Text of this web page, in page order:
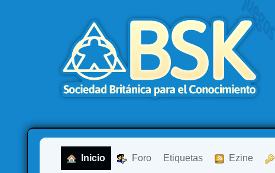
Inicio Foro Etiquetas Ezine